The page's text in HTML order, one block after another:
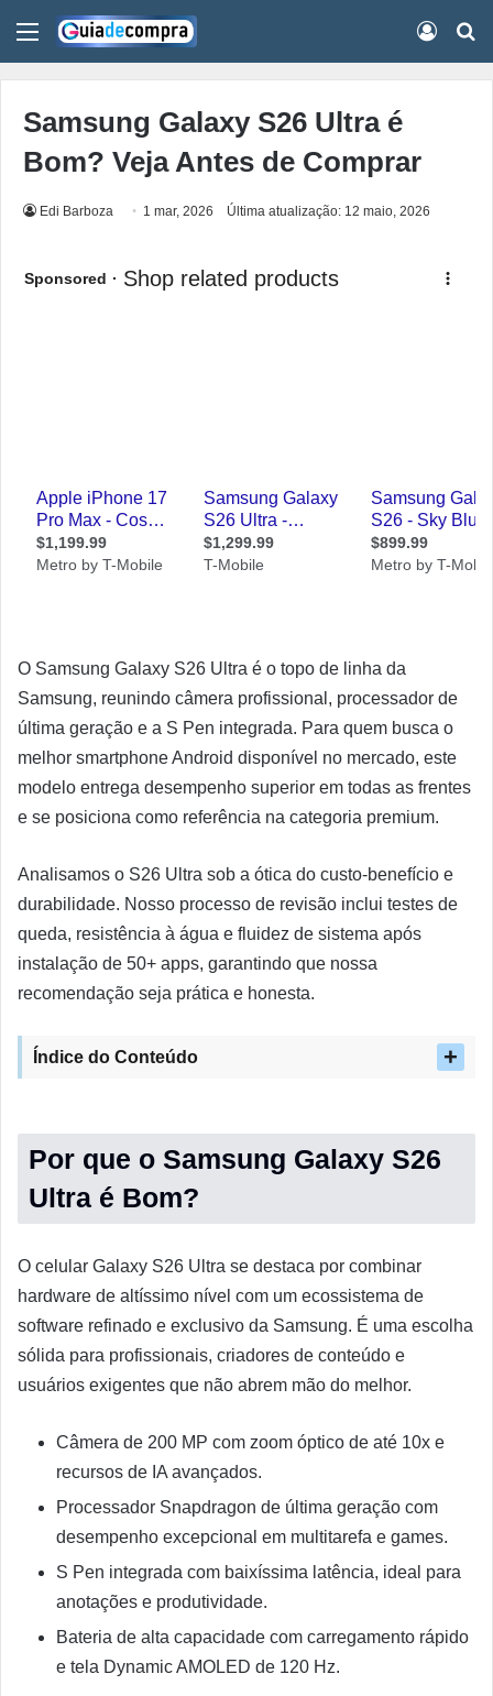
Menu
Samsung Galaxy S26 Ultra é
Bom? Veja Antes de Comprar
Edi Barboza 1 mar, 2026 Última atualização: 12 maio, 2026
O Samsung Galaxy S26 Ultra é o topo de linha da
Samsung, reunindo câmera profissional, processador de
última geração e a S Pen integrada. Para quem busca o
melhor smartphone Android disponível no mercado, este
modelo entrega desempenho superior em todas as frentes
e se posiciona como referência na categoria premium.
Analisamos o S26 Ultra sob a ótica do custo-benefício e
durabilidade. Nosso processo de revisão inclui testes de
queda, resistência à água e fluidez de sistema após
instalação de 50+ apps, garantindo que nossa
recomendação seja prática e honesta.
Índice do Conteúdo
Por que o Samsung Galaxy S26
Ultra é Bom?
O celular Galaxy S26 Ultra se destaca por combinar
hardware de altíssimo nível com um ecossistema de
software refinado e exclusivo da Samsung. É uma escolha
sólida para profissionais, criadores de conteúdo e
usuários exigentes que não abrem mão do melhor.
Câmera de 200 MP com zoom óptico de até 10x e
recursos de IA avançados.
Processador Snapdragon de última geração com
desempenho excepcional em multitarefa e games.
S Pen integrada com baixíssima latência, ideal para
anotações e produtividade.
Bateria de alta capacidade com carregamento rápido
e tela Dynamic AMOLED de 120 Hz.